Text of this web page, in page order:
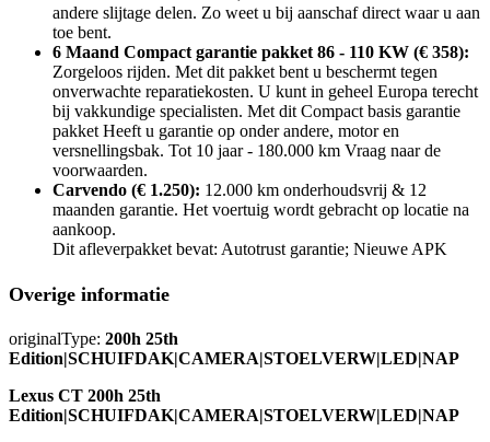
andere slijtage delen. Zo weet u bij aanschaf direct waar u aan
toe bent.
6 Maand Compact garantie pakket 86 - 110 KW (€ 358):
Zorgeloos rijden. Met dit pakket bent u beschermt tegen
onverwachte reparatiekosten. U kunt in geheel Europa terecht
bij vakkundige specialisten. Met dit Compact basis garantie
pakket Heeft u garantie op onder andere, motor en
versnellingsbak. Tot 10 jaar - 180.000 km Vraag naar de
voorwaarden.
Carvendo (€ 1.250): 12.000 km onderhoudsvrij & 12
maanden garantie. Het voertuig wordt gebracht op locatie na
aankoop.
Dit afleverpakket bevat: Autotrust garantie; Nieuwe APK
Overige informatie
originalType: 200h 25th
Edition|SCHUIFDAK|CAMERA|STOELVERW|LED|NAP
Lexus CT 200h 25th
Edition|SCHUIFDAK|CAMERA|STOELVERW|LED|NAP